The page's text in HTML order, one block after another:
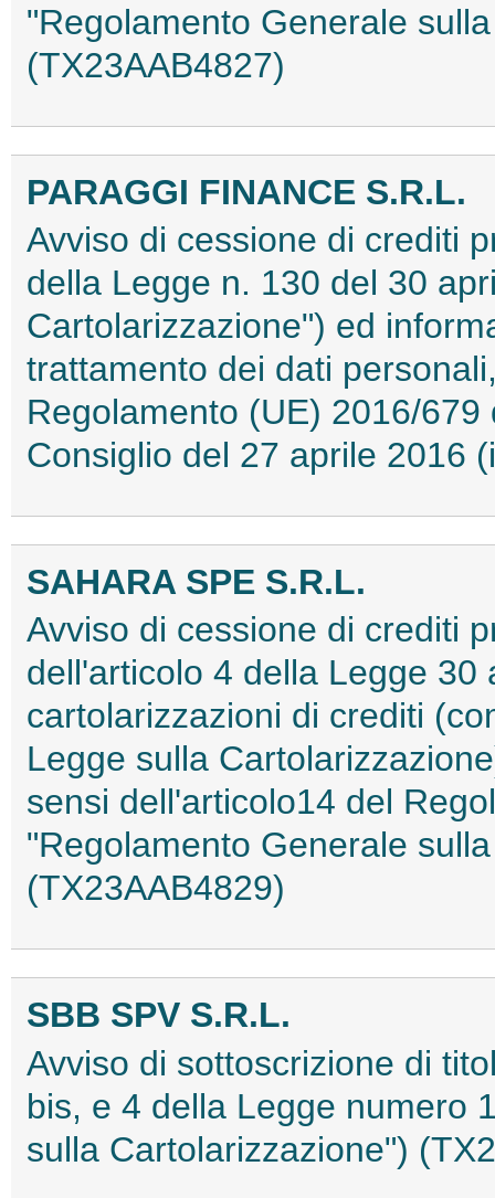
"Regolamento Generale
(TX23AAB4827)
PARAGGI FINANCE S.R.L.
Avviso di cessione di crediti
della Legge n. 130 del 30
Cartolarizzazione") ed
trattamento dei dati
Regolamento (UE) 2016/
Consiglio del 27 aprile 2016
SAHARA SPE S.R.L.
Avviso di cessione di crediti
dell'articolo 4 della Legge
cartolarizzazioni di crediti
Legge sulla
sensi dell'articolo14 del
"Regolamento Generale
(TX23AAB4829)
SBB SPV S.R.L.
Avviso di sottoscrizione di
bis, e 4 della Legge numero
sulla Cartolarizzazione")